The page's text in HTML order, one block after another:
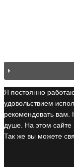
Я постоянно
удовольствием
рекомендовать вам.
душе. На этом сайте
Так же вы можете